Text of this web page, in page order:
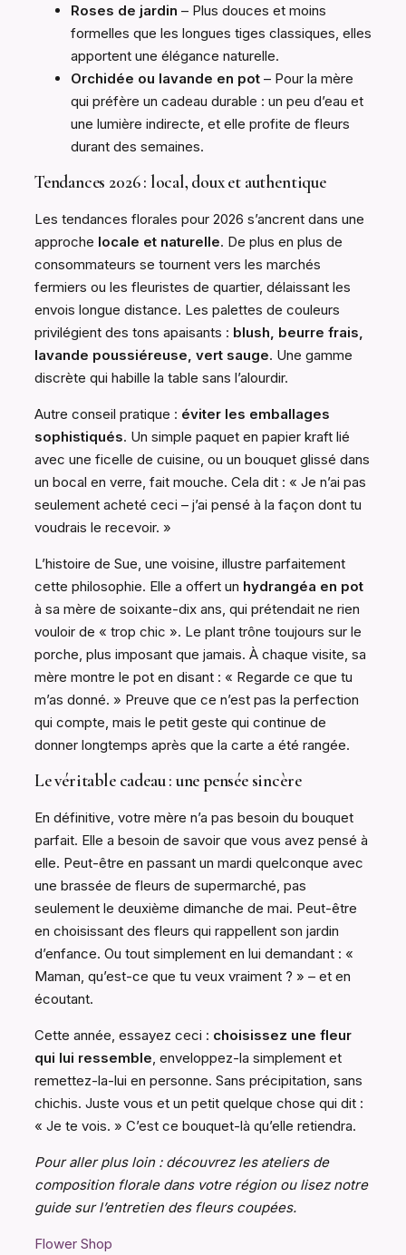
Roses de jardin – Plus douces et moins
formelles que les longues tiges classiques, elles
apportent une élégance naturelle.
Orchidée ou lavande en pot – Pour la mère
qui préfère un cadeau durable : un peu d’eau et
une lumière indirecte, et elle profite de fleurs
durant des semaines.
Tendances 2026 : local, doux et authentique
Les tendances florales pour 2026 s’ancrent dans une
approche locale et naturelle. De plus en plus de
consommateurs se tournent vers les marchés
fermiers ou les fleuristes de quartier, délaissant les
envois longue distance. Les palettes de couleurs
privilégient des tons apaisants : blush, beurre frais,
lavande poussiéreuse, vert sauge. Une gamme
discrète qui habille la table sans l’alourdir.
Autre conseil pratique : éviter les emballages
sophistiqués. Un simple paquet en papier kraft lié
avec une ficelle de cuisine, ou un bouquet glissé dans
un bocal en verre, fait mouche. Cela dit : « Je n’ai pas
seulement acheté ceci – j’ai pensé à la façon dont tu
voudrais le recevoir. »
L’histoire de Sue, une voisine, illustre parfaitement
cette philosophie. Elle a offert un hydrangéa en pot
à sa mère de soixante-dix ans, qui prétendait ne rien
vouloir de « trop chic ». Le plant trône toujours sur le
porche, plus imposant que jamais. À chaque visite, sa
mère montre le pot en disant : « Regarde ce que tu
m’as donné. » Preuve que ce n’est pas la perfection
qui compte, mais le petit geste qui continue de
donner longtemps après que la carte a été rangée.
Le véritable cadeau : une pensée sincère
En définitive, votre mère n’a pas besoin du bouquet
parfait. Elle a besoin de savoir que vous avez pensé à
elle. Peut-être en passant un mardi quelconque avec
une brassée de fleurs de supermarché, pas
seulement le deuxième dimanche de mai. Peut-être
en choisissant des fleurs qui rappellent son jardin
d’enfance. Ou tout simplement en lui demandant : «
Maman, qu’est-ce que tu veux vraiment ? » – et en
écoutant.
Cette année, essayez ceci : choisissez une fleur
qui lui ressemble , enveloppez-la simplement et
remettez-la-lui en personne. Sans précipitation, sans
chichis. Juste vous et un petit quelque chose qui dit :
« Je te vois. » C’est ce bouquet-là qu’elle retiendra.
Pour aller plus loin : découvrez les ateliers de
composition florale dans votre région ou lisez notre
guide sur l’entretien des fleurs coupées.
Flower Shop